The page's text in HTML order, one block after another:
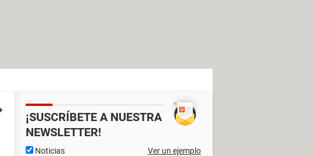
¡SUSCRÍBETE A NUESTRA
NEWSLETTER!
Noticias Ver un ejemplo